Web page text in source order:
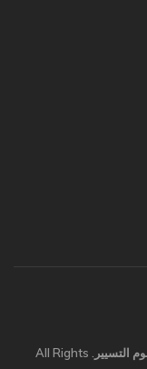
© 2026 - كلية العلوم الإقتصادية و التجارية و علوم التسيير. All Rights